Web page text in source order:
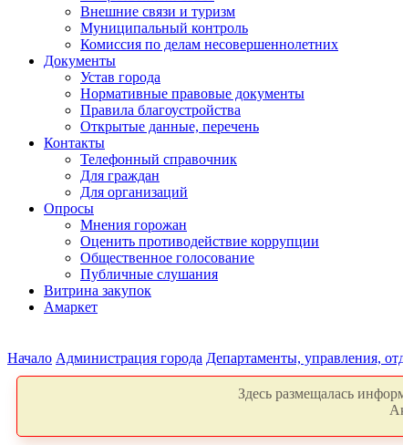
Внешние связи и туризм
Муниципальный контроль
Комиссия по делам несовершеннолетних
Документы
Устав города
Нормативные правовые документы
Правила благоустройства
Открытые данные, перечень
Контакты
Телефонный справочник
Для граждан
Для организаций
Опросы
Мнения горожан
Оценить противодействие коррупции
Общественное голосование
Публичные слушания
Витрина закупок
Амаркет
Начало Администрация города Департаменты, управления,
Здесь размещалась